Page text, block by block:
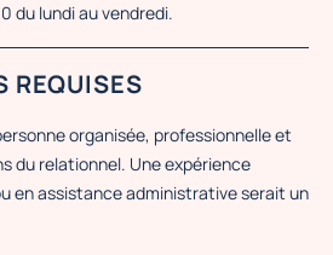
du lundi au vendredi.
REQUISES
organisée, professionnelle et
du relationnel. Une expérience
en assistance administrative serait un